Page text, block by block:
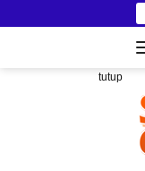
ke
tutup